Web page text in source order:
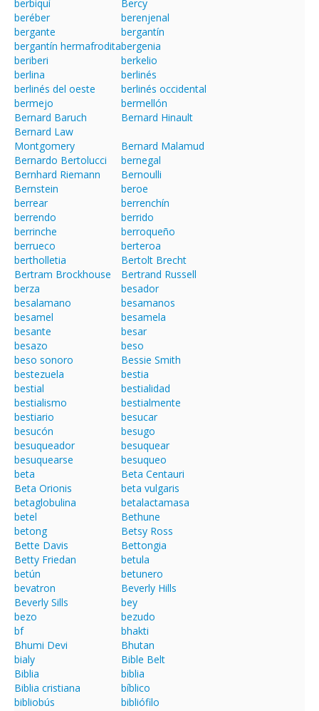
berbiquí
Bercy
beréber
berenjenal
bergante
bergantín
bergantín hermafroditabergenia
beriberi
berkelio
berlina
berlinés
berlinés del oeste
berlinés occidental
bermejo
bermellón
Bernard Baruch
Bernard Hinault
Bernard Law
Montgomery
Bernard Malamud
Bernardo Bertolucci
bernegal
Bernhard Riemann
Bernoulli
Bernstein
beroe
berrear
berrenchín
berrendo
berrido
berrinche
berroqueño
berrueco
berteroa
bertholletia
Bertolt Brecht
Bertram Brockhouse
Bertrand Russell
berza
besador
besalamano
besamanos
besamel
besamela
besante
besar
besazo
beso
beso sonoro
Bessie Smith
bestezuela
bestia
bestial
bestialidad
bestialismo
bestialmente
bestiario
besucar
besucón
besugo
besuqueador
besuquear
besuquearse
besuqueo
beta
Beta Centauri
Beta Orionis
beta vulgaris
betaglobulina
betalactamasa
betel
Bethune
betong
Betsy Ross
Bette Davis
Bettongia
Betty Friedan
betula
betún
betunero
bevatron
Beverly Hills
Beverly Sills
bey
bezo
bezudo
bf
bhakti
Bhumi Devi
Bhutan
bialy
Bible Belt
Biblia
biblia
Biblia cristiana
bíblico
bibliobús
bibliófilo